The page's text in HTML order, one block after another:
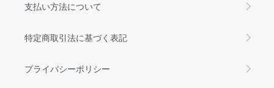
支払い方法について
特定商取引法に基づく表記
プライバシーポリシー